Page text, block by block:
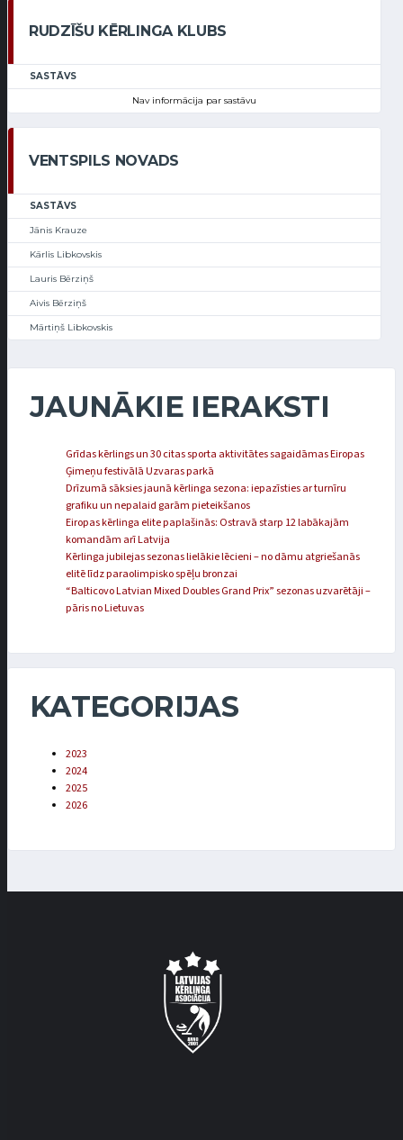
RUDZĪŠU KĒRLINGA KLUBS
SASTĀVS
Nav informācija par sastāvu
VENTSPILS NOVADS
SASTĀVS
Jānis Krauze
Kārlis Libkovskis
Lauris Bērziņš
Aivis Bērziņš
Mārtiņš Libkovskis
JAUNĀKIE IERAKSTI
Grīdas kērlings un 30 citas sporta aktivitātes sagaidāmas Eiropas
Ģimeņu festivālā Uzvaras parkā
Drīzumā sāksies jaunā kērlinga sezona: iepazīsties ar turnīru
grafiku un nepalaid garām pieteikšanos
Eiropas kērlinga elite paplašinās: Ostravā starp 12 labākajām
komandām arī Latvija
Kērlinga jubilejas sezonas lielākie lēcieni – no dāmu atgriešanās
elitē līdz paraolimpisko spēļu bronzai
“Balticovo Latvian Mixed Doubles Grand Prix” sezonas uzvarētāji –
pāris no Lietuvas
KATEGORIJAS
2023
2024
2025
2026